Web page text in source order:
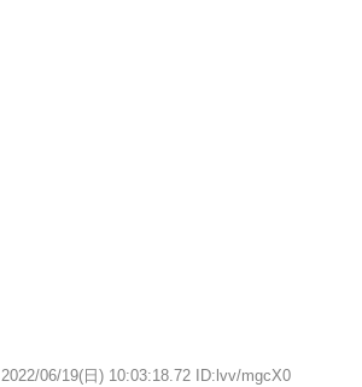
2022/06/19(日) 10:03:18.72 ID:lvv/mgcX0